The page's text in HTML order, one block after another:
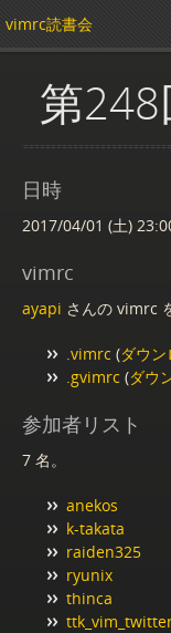
vimrc読書会
第
日時
2017/04/01 (土)
vimrc
ayapi さんの vimrc
.vimrc (ダウン
.gvimrc (ダウ
参加者リスト
7 名。
anekos
k-takata
raiden325
ryunix
thinca